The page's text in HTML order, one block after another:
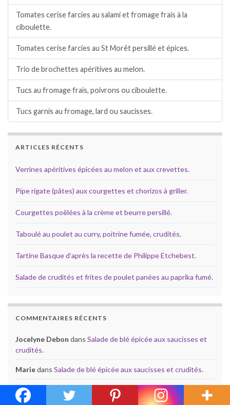
Tomates cerise farcies au salami et fromage frais à la
ciboulette.
Tomates cerise farcies au St Morêt persillé et épices.
Trio de brochettes apéritives au melon.
Tucs au fromage frais, poivrons ou ciboulette.
Tucs garnis au fromage, lard ou saucisses.
ARTICLES RÉCENTS
Verrines apéritives épicées au melon et aux crevettes.
Pipe rigate (pâtes) aux courgettes et chorizos à griller.
Courgettes poêlées à la crème et beurre persillé.
Taboulé au poulet au curry, poitrine fumée, crudités.
Tartine Basque d’après la recette de Philippe Etchebest.
Salade de crudités et frites de poulet panées au paprika fumé.
COMMENTAIRES RÉCENTS
Jocelyne Debon dans Salade de blé épicée aux saucisses et
crudités.
Mariedans Salade de blé épicée aux saucisses et crudités.
Jocelyne Debon dans
Haricots plats aux crevettes, riz et
cancoillotte.